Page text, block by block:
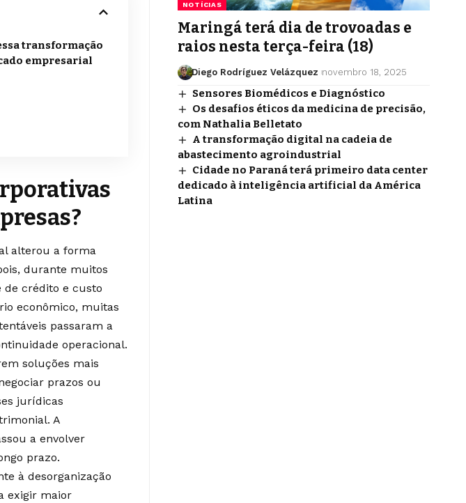
transformação
empresarial
alterou a forma
durante muitos
de crédito e custo
econômico, muitas
passaram a
operacional.
soluções mais
prazos ou
jurídicas
A
a envolver
prazo.
à desorganização
exigir maior
NOTÍCIAS
Maringá terá dia de trovoadas e
raios nesta terça-feira (18)
Diego Rodríguez Velázquez novembro 18, 2025
Sensores Biomédicos e Diagnóstico
Os desafios éticos da medicina de precisão,
com Nathalia Belletato
A transformação digital na cadeia de
abastecimento agroindustrial
Cidade no Paraná terá primeiro data center
dedicado à inteligência artificial da América
Latina